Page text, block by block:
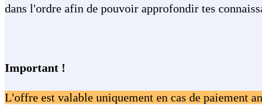
dans l'ordre afin de pouvoir approfondir tes
Important !
L'offre est valable uniquement en cas de paiement